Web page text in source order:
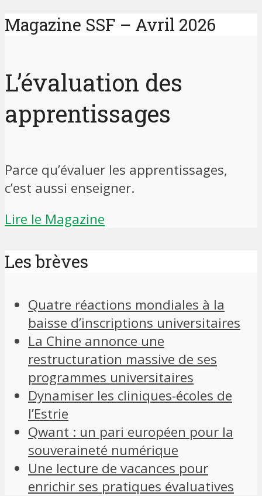
Magazine SSF – Avril 2026
L’évaluation des
apprentissages
Parce qu’évaluer les apprentissages,
c’est aussi enseigner.
Lire le Magazine
Les brèves
Quatre réactions mondiales à la
baisse d’inscriptions universitaires
La Chine annonce une
restructuration massive de ses
programmes universitaires
Dynamiser les cliniques-écoles de
l’Estrie
Qwant : un pari européen pour la
souveraineté numérique
Une lecture de vacances pour
enrichir ses pratiques évaluatives